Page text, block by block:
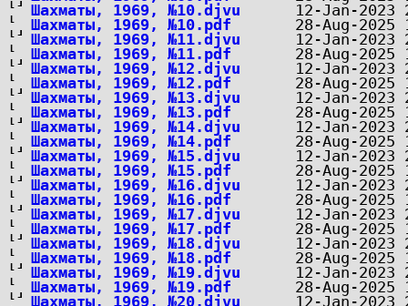
Шахматы, 1969, №10.djvu
Шахматы, 1969, №10.pdf
Шахматы, 1969, №11.djvu
Шахматы, 1969, №11.pdf
Шахматы, 1969, №12.djvu
Шахматы, 1969, №12.pdf
Шахматы, 1969, №13.djvu
Шахматы, 1969, №13.pdf
Шахматы, 1969, №14.djvu
Шахматы, 1969, №14.pdf
Шахматы, 1969, №15.djvu
Шахматы, 1969, №15.pdf
Шахматы, 1969, №16.djvu
Шахматы, 1969, №16.pdf
Шахматы, 1969, №17.djvu
Шахматы, 1969, №17.pdf
Шахматы, 1969, №18.djvu
Шахматы, 1969, №18.pdf
Шахматы, 1969, №19.djvu
Шахматы, 1969, №19.pdf
Шахматы, 1969, №20.djvu